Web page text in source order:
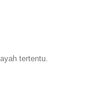
tertentu.